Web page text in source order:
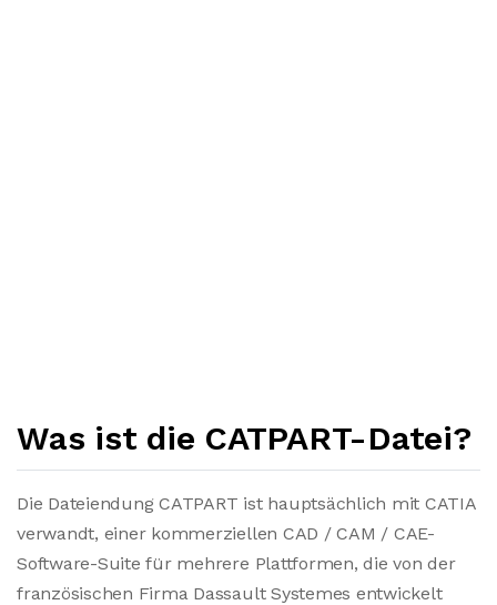
Was ist die CATPART-Datei?
Die Dateiendung CATPART ist hauptsächlich mit CATIA
verwandt, einer kommerziellen CAD / CAM / CAE-
Software-Suite für mehrere Plattformen, die von der
französischen Firma Dassault Systemes entwickelt